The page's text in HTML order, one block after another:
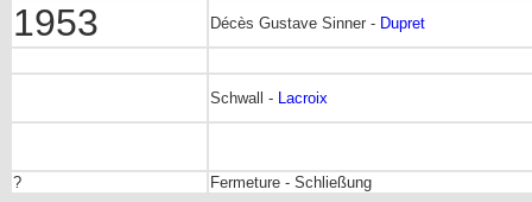
1953 Décès Gustave Sinner - Dupret
Schwall - Lacroix
? Fermeture - Schließung